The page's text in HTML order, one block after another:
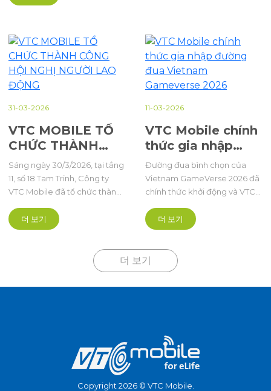
tại những hạng mục quan
Game Awards năm nay.
31-03-2026
VTC MOBILE TỔ
CHỨC THÀNH
CÔNG HỘI NGHỊ
NGƯỜI LAO
ĐỘNG
Sáng ngày 30/3/2026, tại tầng
11, số 18 Tam Trinh, Công ty
VTC Mobile đã tổ chức thành
năm 2026 với sự tham dự của
Ban Lãnh đạo và toàn thể cán
더 보기
11-03-2026
VTC Mobile chính
thức gia nhập
đường đua
Vietnam
Gameverse 2026
Đường đua bình chọn của
Vietnam GameVerse 2026 đã
chính thức khởi động và VTC
danh sách hơn 240 đề cử trải
dài ở 21 hạng mục của ngành
더 보기
더 보기
Copyright 2026 © VTC Mobile.